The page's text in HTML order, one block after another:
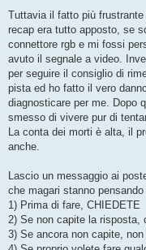
Tuttavia il fatto più frustrante
recap era tutto apposto, se
connettore rgb e mi fossi
avuto il segnale a video.
per seguire il consiglio di
pista ed ho fatto il vero
diagnosticare per me. Dopo
smesso di vivere pur di
La conta dei morti è alta, il
anche.
Lascio un messaggio ai
che magari stanno
1) Prima di fare, CHIEDETE
2) Se non capite la risposta,
3) Se ancora non capite,